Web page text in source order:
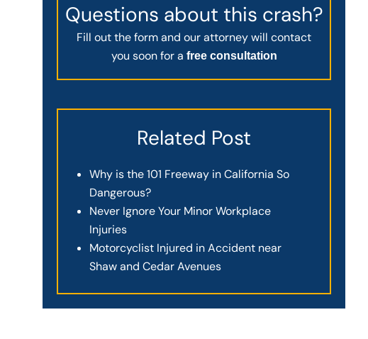
Questions about this crash?
Fill out the form and our attorney will contact
you soon for a free consultation
Related Post
Why is the 101 Freeway in California So
Dangerous?
Never Ignore Your Minor Workplace
Injuries
Motorcyclist Injured in Accident near
Shaw and Cedar Avenues